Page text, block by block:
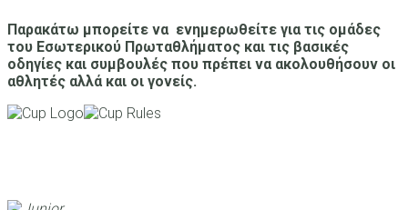
Παρακάτω μπορείτε να ενημερωθείτε για τις ομάδες
του Εσωτερικού Πρωταθλήματος και τις βασικές
οδηγίες και συμβουλές που πρέπει να ακολουθήσουν οι
αθλητές αλλά και οι γονείς.